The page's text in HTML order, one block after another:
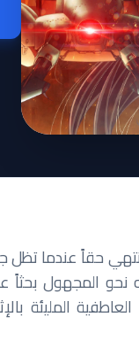
نحو المجهول بحثاً
المليئة